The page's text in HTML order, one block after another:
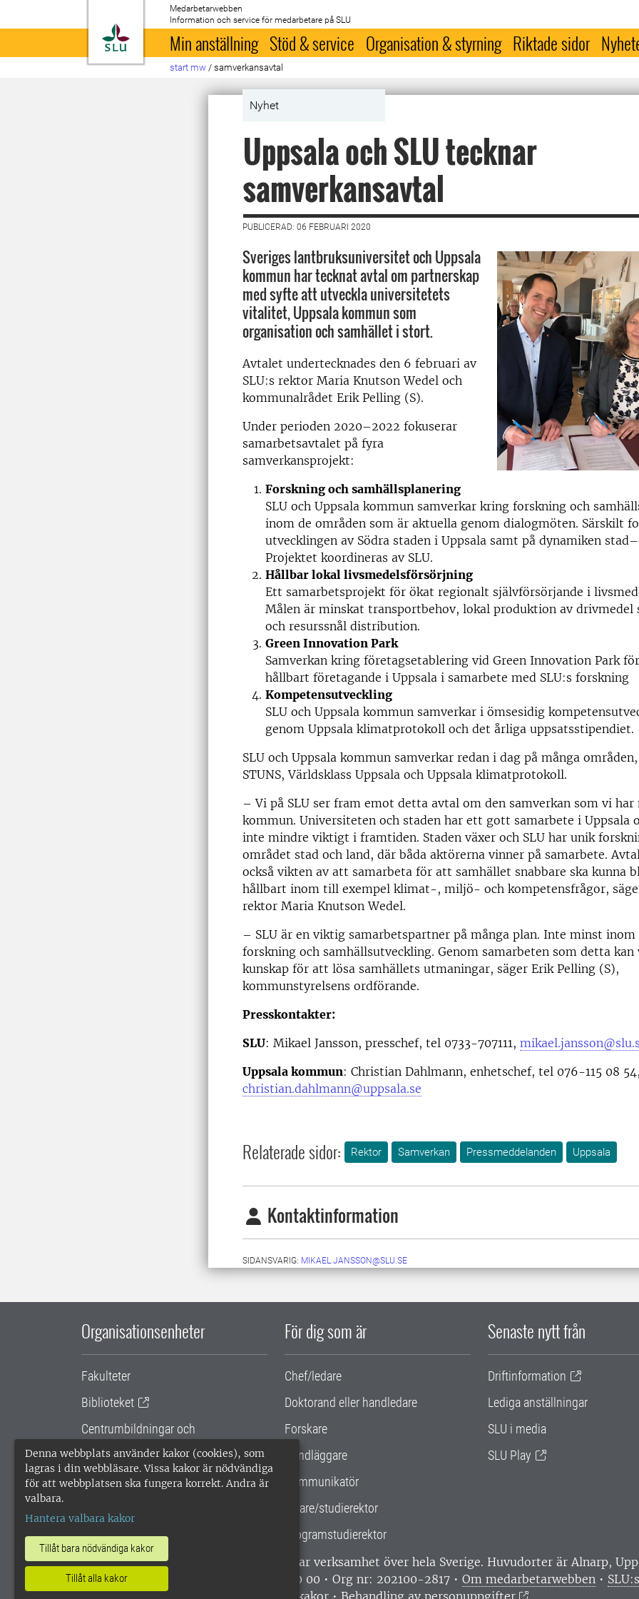
Denna webbplats använder kakor (cookies), som
lagras i din webbläsare. Vissa kakor är nödvändiga
för att webbplatsen ska fungera korrekt. Andra är
valbara.
Hantera valbara kakor
Tillåt bara nödvändiga kakor
Tillåt alla kakor
Till startsida
Medarbetarwebben
Information och service för medarbetare på SLU
Min anställning Stöd & service Organisation & styrning Riktade sidor
start mw / samverkansavtal
Nyhet
Uppsala och SLU tecknar
samverkansavtal
PUBLICERAD: 06 FEBRUARI 2020
Sveriges lantbruksuniversitet och Uppsala
kommun har tecknat avtal om partnerskap
med syfte att utveckla universitetets
vitalitet, Uppsala kommun som
organisation och samhället i stort.
Avtalet undertecknades den 6 februari av
SLU:s rektor Maria Knutson Wedel och
kommunalrådet Erik Pelling (S).
Under perioden 2020–2022 fokuserar
samarbetsavtalet på fyra
samverkansprojekt:
Forskning och samhällsplanering
SLU och Uppsala kommun samverkar kring forskning och
inom de områden som är aktuella genom dialogmöten. Särskilt
utvecklingen av Södra staden i Uppsala samt på dynamiken
Projektet koordineras av SLU.
Hållbar lokal livsmedelsförsörjning
Ett samarbetsprojekt för ökat regionalt självförsörjande i
Målen är minskat transportbehov, lokal produktion av drivmedel
och resurssnål distribution.
Green Innovation Park
Samverkan kring företagsetablering vid Green Innovation Park
hållbart företagande i Uppsala i samarbete med SLU:s forskning
Kompetensutveckling
SLU och Uppsala kommun samverkar i ömsesidig
genom Uppsala klimatprotokoll och det årliga uppsatsstipendiet.
SLU och Uppsala kommun samverkar redan i dag på många
STUNS, Världsklass Uppsala och Uppsala klimatprotokoll.
– Vi på SLU ser fram emot detta avtal om den samverkan som vi har
kommun. Universiteten och staden har ett gott samarbete i Uppsala
inte mindre viktigt i framtiden. Staden växer och SLU har unik
området stad och land, där båda aktörerna vinner på samarbete.
också vikten av att samarbeta för att samhället snabbare ska kunna
hållbart inom till exempel klimat-, miljö- och kompetensfrågor,
rektor Maria Knutson Wedel.
– SLU är en viktig samarbetspartner på många plan. Inte minst
forskning och samhällsutveckling. Genom samarbeten som detta
kunskap för att lösa samhällets utmaningar, säger Erik Pelling (S),
kommunstyrelsens ordförande.
Presskontakter:
SLU: Mikael Jansson, presschef, tel 0733-707111,
Uppsala kommun: Christian Dahlmann, enhetschef, tel 076-115 08
christian.dahlmann@uppsala.se
Relaterade sidor: Rektor Samverkan Pressmeddelanden Uppsala
Kontaktinformation
SIDANSVARIG: MIKAEL.JANSSON@SLU.SE
Organisationsenheter
Fakulteter
Biblioteket
Centrumbildningar och
samarbetsprojekt
Gemensamma verksamhetsstödet
För dig som är
Chef/ledare
Doktorand eller handledare
Forskare
Handläggare
Kommunikatör
Lärare/studierektor
Programstudierektor
Senaste nytt från
Driftinformation
Lediga anställningar
SLU i media
SLU Play
SLU, Sveriges lantbruksuniversitet, har verksamhet över hela Sverige. Huvudorter är Alnarp,
enligt ISO 14001. •
Telefon: 018-67 10 00 • Org nr: 202100-2817 • Om medarbetarwebben •
webbplatser
Hantera kakor •Behandling av personuppgifter